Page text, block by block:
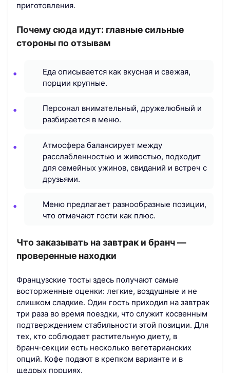
приготовления.
Почему сюда идут: главные сильные
стороны по отзывам
Еда описывается как вкусная и свежая,
порции крупные.
Персонал внимательный, дружелюбный и
разбирается в меню.
Атмосфера балансирует между
расслабленностью и живостью, подходит
для семейных ужинов, свиданий и встреч с
друзьями.
Меню предлагает разнообразные позиции,
что отмечают гости как плюс.
Что заказывать на завтрак и бранч —
проверенные находки
Французские тосты здесь получают самые
восторженные оценки: легкие, воздушные и не
слишком сладкие. Один гость приходил на завтрак
три раза во время поездки, что служит косвенным
подтверждением стабильности этой позиции. Для
тех, кто соблюдает растительную диету, в
бранч‑секции есть несколько вегетарианских
опций. Кофе подают в крепком варианте и в
щедрых порциях.